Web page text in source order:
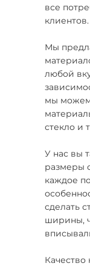
все
клиентов.
Мы
любой
мы можем
стекло и
У нас вы
размеры
каждое
сделать
ширины,